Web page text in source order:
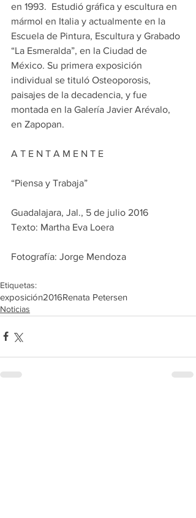
en 1993.  Estudió gráfica y escultura en
mármol en Italia y actualmente en la
Escuela de Pintura, Escultura y Grabado
“La Esmeralda”, en la Ciudad de
México. Su primera exposición
individual se tituló Osteoporosis,
paisajes de la decadencia, y fue
montada en la Galería Javier Arévalo,
en Zapopan.
A T E N T A M E N T E
“Piensa y Trabaja”
Guadalajara, Jal., 5 de julio 2016
Texto: Martha Eva Loera
Fotografía: Jorge Mendoza
Etiquetas:
exposición2016Renata Petersen
Noticias